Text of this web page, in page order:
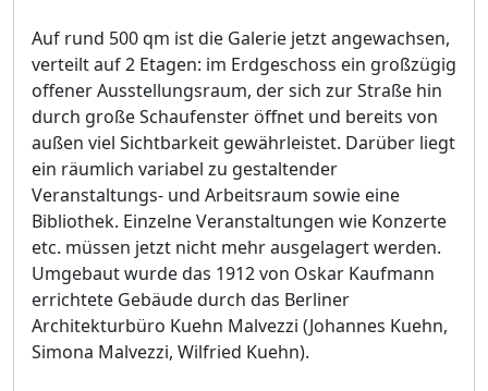
Auf rund 500 qm ist die Galerie jetzt angewachsen,
verteilt auf 2 Etagen: im Erdgeschoss ein großzügig
offener Ausstellungsraum, der sich zur Straße hin
durch große Schaufenster öffnet und bereits von
außen viel Sichtbarkeit gewährleistet. Darüber liegt
ein räumlich variabel zu gestaltender
Veranstaltungs- und Arbeitsraum sowie eine
Bibliothek. Einzelne Veranstaltungen wie Konzerte
etc. müssen jetzt nicht mehr ausgelagert werden.
Umgebaut wurde das 1912 von Oskar Kaufmann
errichtete Gebäude durch das Berliner
Architekturbüro Kuehn Malvezzi (Johannes Kuehn,
Simona Malvezzi, Wilfried Kuehn).